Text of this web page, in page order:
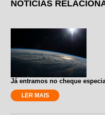
NOTÍCIAS
Já entramos no cheque
LER MAIS